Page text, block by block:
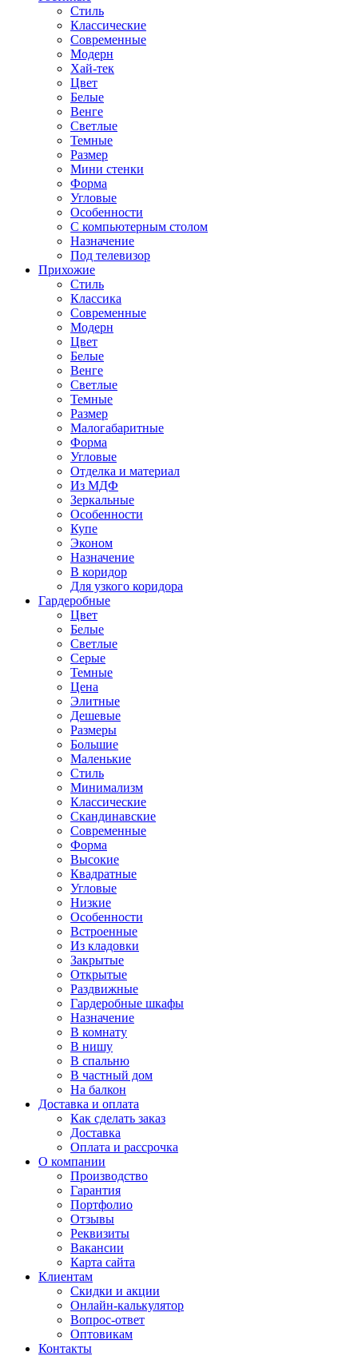
Стиль
Классические
Современные
Модерн
Хай-тек
Цвет
Белые
Венге
Светлые
Темные
Размер
Мини стенки
Форма
Угловые
Особенности
С компьютерным столом
Назначение
Под телевизор
Прихожие
Стиль
Классика
Современные
Модерн
Цвет
Белые
Венге
Светлые
Темные
Размер
Малогабаритные
Форма
Угловые
Отделка и материал
Из МДФ
Зеркальные
Особенности
Купе
Эконом
Назначение
В коридор
Для узкого коридора
Гардеробные
Цвет
Белые
Светлые
Серые
Темные
Цена
Элитные
Дешевые
Размеры
Большие
Маленькие
Стиль
Минимализм
Классические
Скандинавские
Современные
Форма
Высокие
Квадратные
Угловые
Низкие
Особенности
Встроенные
Из кладовки
Закрытые
Открытые
Раздвижные
Гардеробные шкафы
Назначение
В комнату
В нишу
В спальню
В частный дом
На балкон
Доставка и оплата
Как сделать заказ
Доставка
Оплата и рассрочка
О компании
Производство
Гарантия
Портфолио
Отзывы
Реквизиты
Вакансии
Карта сайта
Клиентам
Скидки и акции
Онлайн-калькулятор
Вопрос-ответ
Оптовикам
Контакты